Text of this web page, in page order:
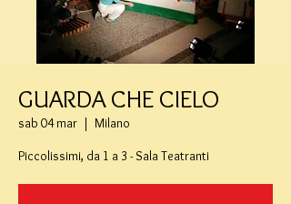
GUARDA CHE CIELO
sab 04 mar
  |
Milano
Piccolissimi, da 1 a 3 - Sala Teatranti